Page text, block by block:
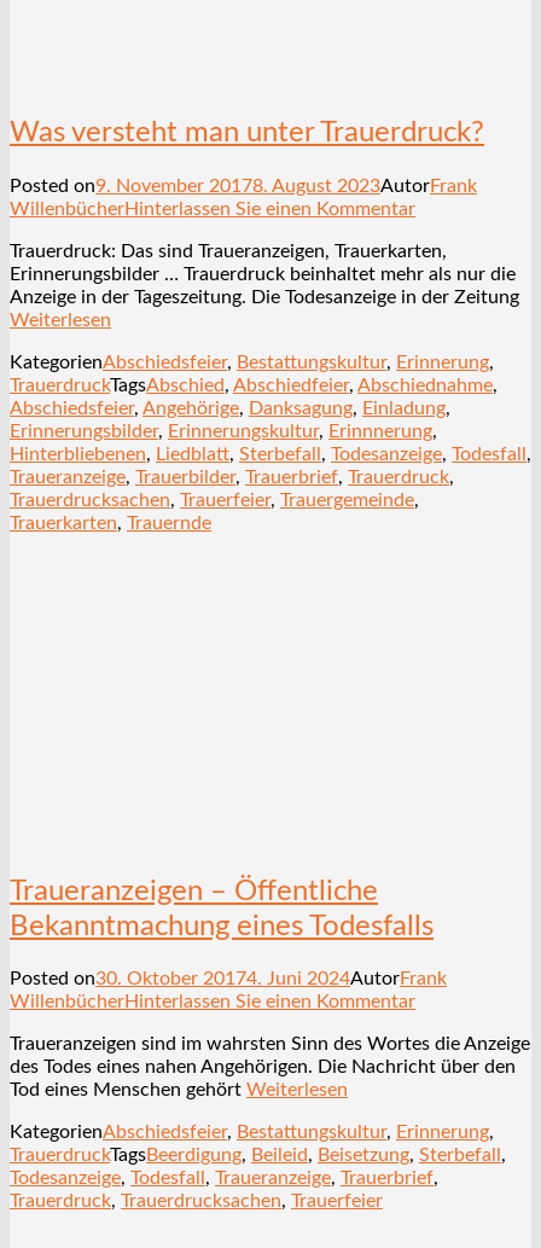
Was versteht man unter Trauerdruck?
Posted on9. November 20178. August 2023AutorFrank
WillenbücherHinterlassen Sie einen Kommentar
Trauerdruck: Das sind Traueranzeigen, Trauerkarten,
Erinnerungsbilder … Trauerdruck beinhaltet mehr als nur die
Anzeige in der Tageszeitung. Die Todesanzeige in der Zeitung
Weiterlesen
KategorienAbschiedsfeier, Bestattungskultur, Erinnerung,
TrauerdruckTagsAbschied, Abschiedfeier, Abschiednahme,
Abschiedsfeier, Angehörige, Danksagung, Einladung,
Erinnerungsbilder, Erinnerungskultur, Erinnnerung,
Hinterbliebenen, Liedblatt, Sterbefall , Todesanzeige, Todesfall ,
Traueranzeige, Trauerbilder, Trauerbrief, Trauerdruck,
Trauerdrucksachen, Trauerfeier, Trauergemeinde,
Trauerkarten, Trauernde
Traueranzeigen – Öffentliche
Bekanntmachung eines Todesfalls
Posted on30. Oktober 20174. Juni 2024AutorFrank
WillenbücherHinterlassen Sie einen Kommentar
Traueranzeigen sind im wahrsten Sinn des Wortes die Anzeige
des Todes eines nahen Angehörigen. Die Nachricht über den
Tod eines Menschen gehört Weiterlesen
KategorienAbschiedsfeier, Bestattungskultur, Erinnerung,
TrauerdruckTagsBeerdigung, Beileid, Beisetzung, Sterbefall ,
Todesanzeige, Todesfall , Traueranzeige, Trauerbrief,
Trauerdruck, Trauerdrucksachen, Trauerfeier